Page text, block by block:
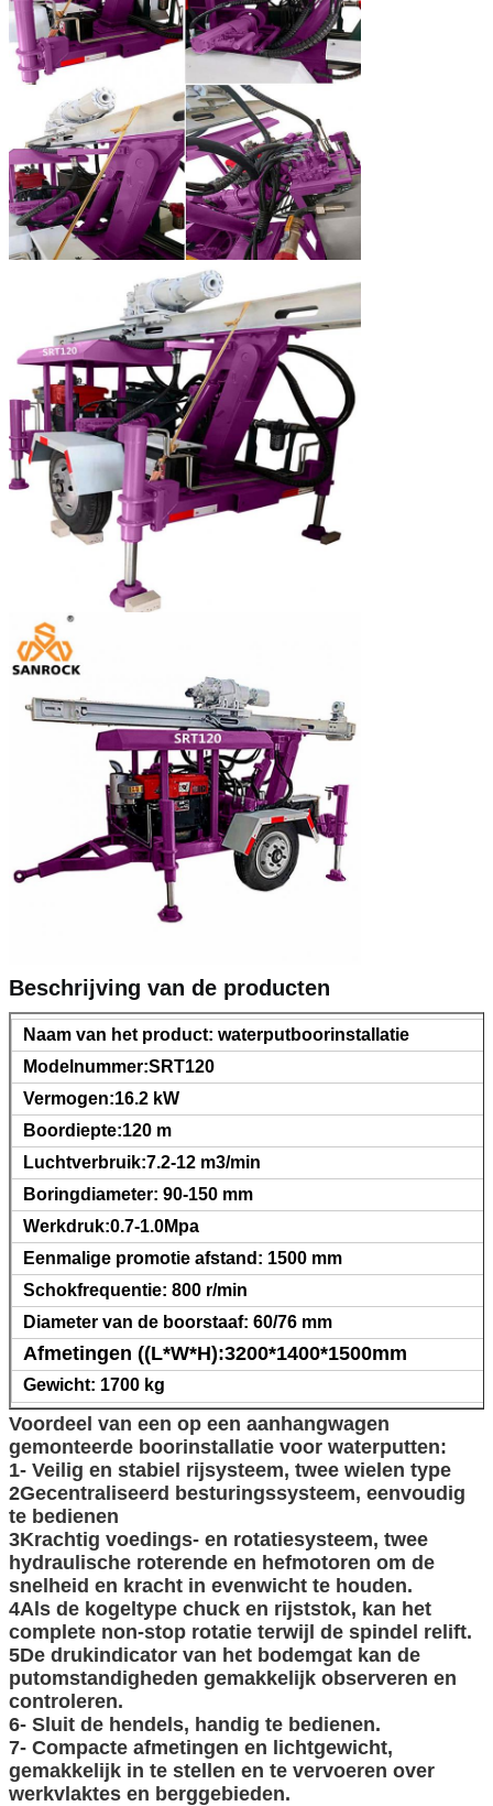
Beschrijving van de producten
Naam van het product: waterputboorinstallatie
Modelnummer:SRT120
Vermogen:16.2 kW
Boordiepte:120 m
Luchtverbruik:7.2-12 m3/min
Boringdiameter: 90-150 mm
Werkdruk:0.7-1.0Mpa
Eenmalige promotie afstand: 1500 mm
Schokfrequentie: 800 r/min
Diameter van de boorstaaf: 60/76 mm
Afmetingen ((L*W*H):3200*1400*1500mm
Gewicht: 1700 kg
Voordeel van een op een aanhangwagen
gemonteerde boorinstallatie voor waterputten:
1- Veilig en stabiel rijsysteem, twee wielen type
2Gecentraliseerd besturingssysteem, eenvoudig
te bedienen
3Krachtig voedings- en rotatiesysteem, twee
hydraulische roterende en hefmotoren om de
snelheid en kracht in evenwicht te houden.
4Als de kogeltype chuck en rijststok, kan het
complete non-stop rotatie terwijl de spindel relift.
5De drukindicator van het bodemgat kan de
putomstandigheden gemakkelijk observeren en
controleren.
6- Sluit de hendels, handig te bedienen.
7- Compacte afmetingen en lichtgewicht,
gemakkelijk in te stellen en te vervoeren over
werkvlaktes en berggebieden.